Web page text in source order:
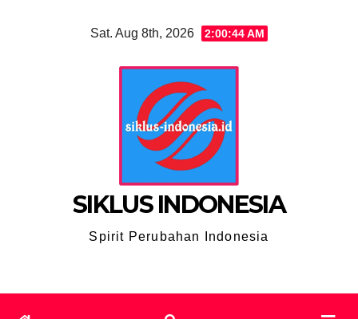
Sat. Aug 8th, 2026 2:00:45 AM
SIKLUS INDONESIA
Spirit Perubahan Indonesia